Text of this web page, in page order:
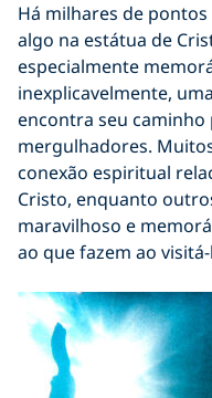
Há milhares de
algo na estátua de
especialmente
inexplicavelmente,
encontra seu caminho
mergulhadores.
conexão espiritual
Cristo, enquanto
maravilhoso e
ao que fazem ao